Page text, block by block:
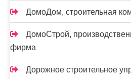
ДомоДом, строительная
ДомоСтрой,
фирма
Дорожное строительное